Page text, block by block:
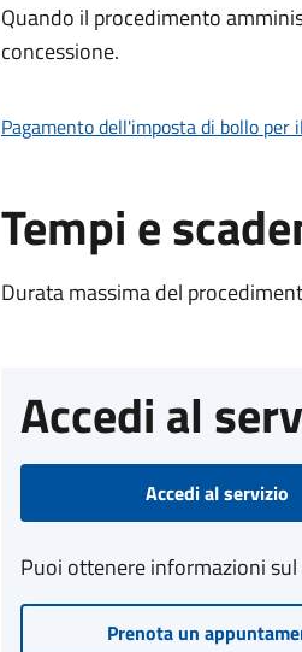
Quando il procedimento
concessione.
Pagamento dell'imposta di bollo
Tempi e
Durata massima del
Accedi al
Accedi al servizio
Puoi ottenere informazioni
Prenota un